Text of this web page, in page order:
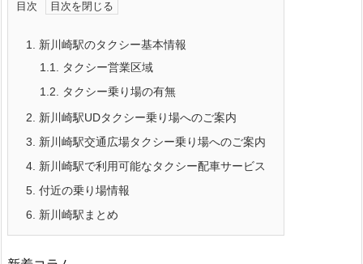
目次
1.
新川崎駅のタクシー基本情報
1.1.
タクシー営業区域
1.2.
タクシー乗り場の有無
2.
新川崎駅UDタクシー乗り場へのご案内
3.
新川崎駅交通広場タクシー乗り場へのご案内
4. 新川崎駅で利用可能なタクシー配車サービス
5. 付近の乗り場情報
6.
新川崎駅まとめ